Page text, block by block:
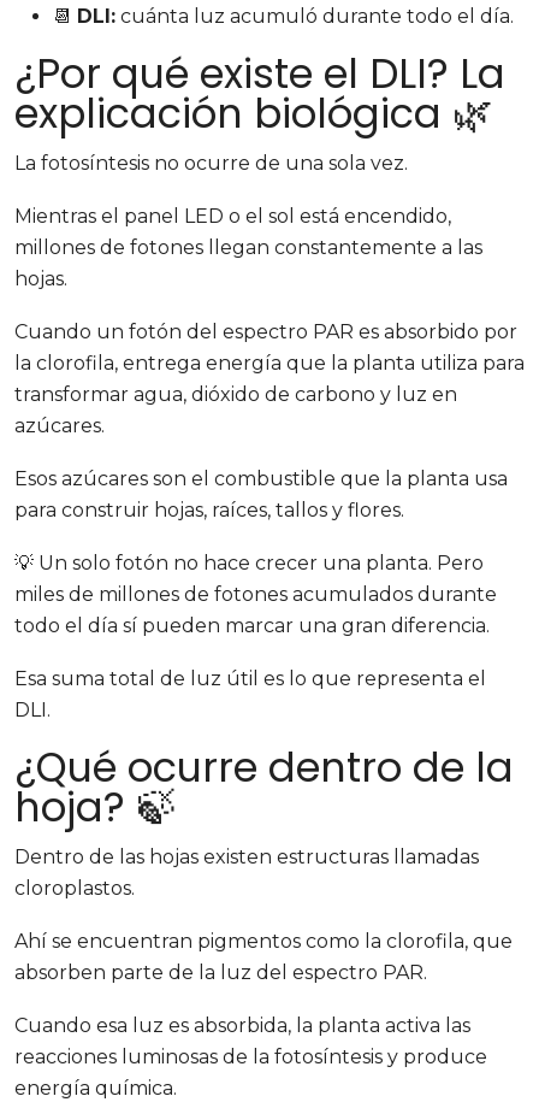
📆 DLI: cuánta luz acumuló durante todo el día.
¿Por qué existe el DLI? La
explicación biológica 🌿
La fotosíntesis no ocurre de una sola vez.
Mientras el panel LED o el sol está encendido,
millones de fotones llegan constantemente a las
hojas.
Cuando un fotón del espectro PAR es absorbido por
la clorofila, entrega energía que la planta utiliza para
transformar agua, dióxido de carbono y luz en
azúcares.
Esos azúcares son el combustible que la planta usa
para construir hojas, raíces, tallos y flores.
💡 Un solo fotón no hace crecer una planta. Pero
miles de millones de fotones acumulados durante
todo el día sí pueden marcar una gran diferencia.
Esa suma total de luz útil es lo que representa el
DLI.
¿Qué ocurre dentro de la
hoja? 🍃
Dentro de las hojas existen estructuras llamadas
cloroplastos.
Ahí se encuentran pigmentos como la clorofila, que
absorben parte de la luz del espectro PAR.
Cuando esa luz es absorbida, la planta activa las
reacciones luminosas de la fotosíntesis y produce
energía química.